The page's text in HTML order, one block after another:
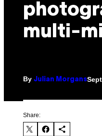
multi-
By Julian Morgans
Share: